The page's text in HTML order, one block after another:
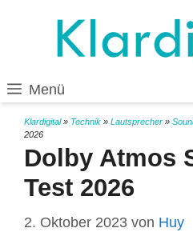
Menü
Klardigital» Technik » Lautsprecher »
2026
Dolby Atmos
Test 2026
2. Oktober 2023 von Huy